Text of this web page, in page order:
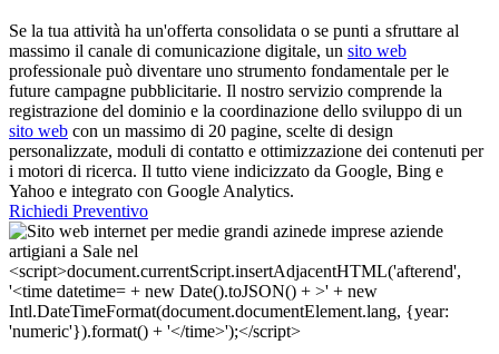
Se la tua attività ha un'offerta consolidata o se punti a sfruttare al
massimo il canale di comunicazione digitale, un sito web
professionale può diventare uno strumento fondamentale per le
future campagne pubblicitarie. Il nostro servizio comprende la
registrazione del dominio e la coordinazione dello sviluppo di un
sito web con un massimo di 20 pagine, scelte di design
personalizzate, moduli di contatto e ottimizzazione dei contenuti per
i motori di ricerca. Il tutto viene indicizzato da Google, Bing e
Yahoo e integrato con Google Analytics.
Richiedi Preventivo